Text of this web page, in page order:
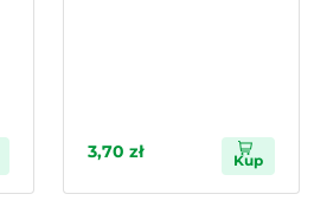
3,70 zł Kup